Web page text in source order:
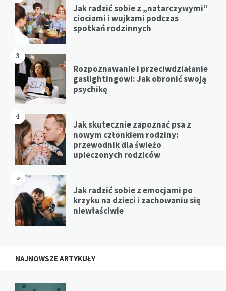
Jak radzić sobie z „natarczywymi”
ciociami i wujkami podczas
spotkań rodzinnych
3
Rozpoznawanie i przeciwdziałanie
gaslightingowi: Jak obronić swoją
psychikę
4
Jak skutecznie zapoznać psa z
nowym członkiem rodziny:
przewodnik dla świeżo
upieczonych rodziców
5
Jak radzić sobie z emocjami po
krzyku na dzieci i zachowaniu się
niewłaściwie
NAJNOWSZE ARTYKUŁY